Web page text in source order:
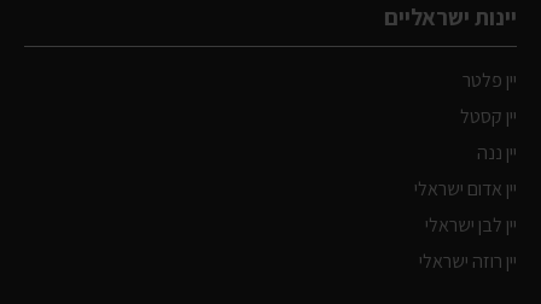
יינות ישראליים
יין פלטר
יין קסטל
יין ננה
יין אדום ישראלי
יין לבן ישראלי
יין רוזה ישראלי